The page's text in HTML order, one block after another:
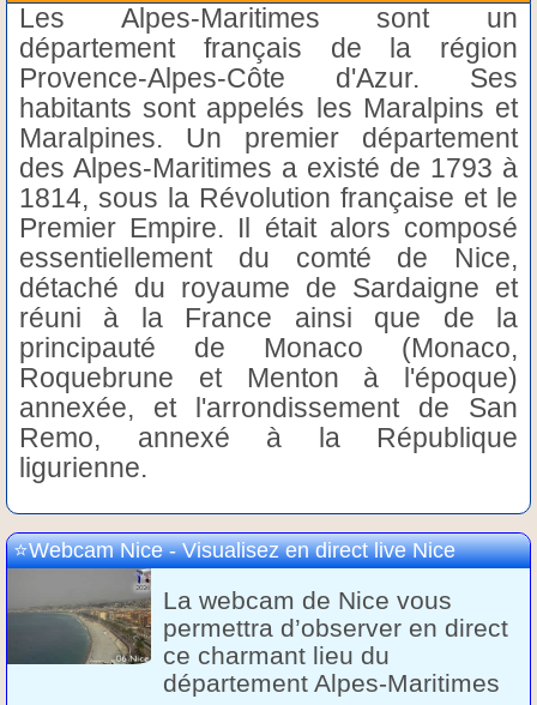
Les Alpes-Maritimes sont un
département français de la région
Provence-Alpes-Côte d'Azur. Ses
habitants sont appelés les Maralpins et
Maralpines. Un premier département
des Alpes-Maritimes a existé de 1793 à
1814, sous la Révolution française et le
Premier Empire. Il était alors composé
essentiellement du comté de Nice,
détaché du royaume de Sardaigne et
réuni à la France ainsi que de la
principauté de Monaco (Monaco,
Roquebrune et Menton à l'époque)
annexée, et l'arrondissement de San
Remo, annexé à la République
ligurienne.
Webcam Nice - Visualisez en direct live Nice
La webcam de Nice vous
permettra d’observer en direct
ce charmant lieu du
département Alpes-Maritimes